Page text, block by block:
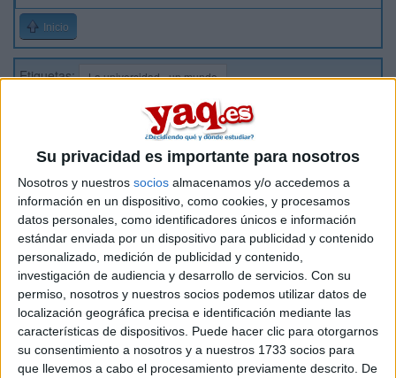
Su privacidad es importante para nosotros
Nosotros y nuestros socios almacenamos y/o accedemos a
información en un dispositivo, como cookies, y procesamos
datos personales, como identificadores únicos e información
estándar enviada por un dispositivo para publicidad y contenido
personalizado, medición de publicidad y contenido,
investigación de audiencia y desarrollo de servicios. Con su
permiso, nosotros y nuestros socios podemos utilizar datos de
localización geográfica precisa e identificación mediante las
características de dispositivos. Puede hacer clic para otorgarnos
su consentimiento a nosotros y a nuestros 1733 socios para
que llevemos a cabo el procesamiento previamente descrito. De
Inicio
Etiquetas: La universidad - un mundo